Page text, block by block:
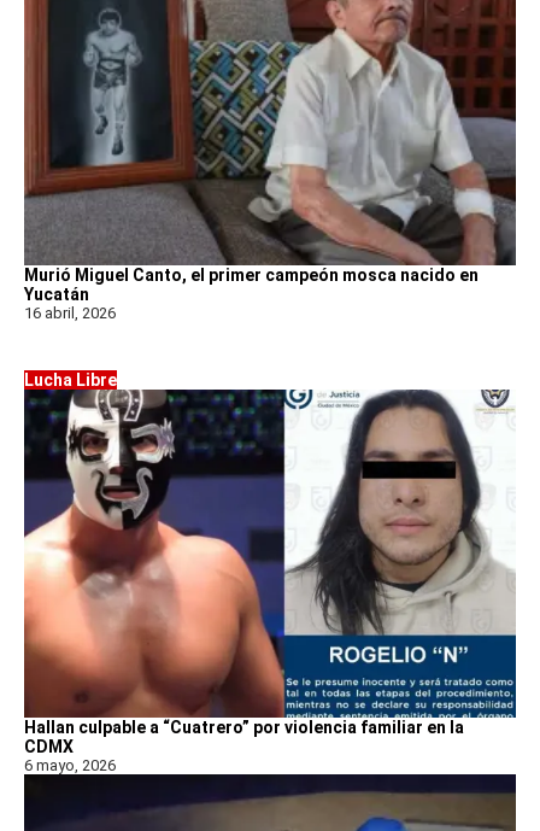
Murió Miguel Canto, el primer campeón mosca nacido en
Yucatán
16 abril, 2026
Lucha Libre
Hallan culpable a “Cuatrero” por violencia familiar en la
CDMX
6 mayo, 2026